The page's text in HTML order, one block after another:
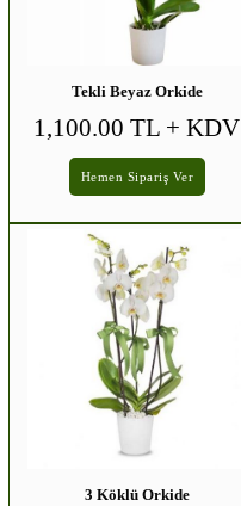
Tekli Beyaz Orkide
1,100.00 TL + KDV
Hemen Sipariş Ver
3 Köklü Orkide